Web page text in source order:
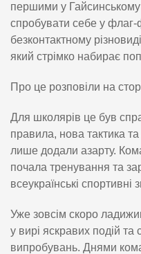
першими у
спробувати себе у
безконтактному
який стрімко набирає
Про це розповіли на
Для школярів це був
правила, нова тактика
лише додали азарту.
почала тренування та
всеукраїнські спортивні
Уже зовсім скоро
у вирі яскравих подій
випробувань. Днями